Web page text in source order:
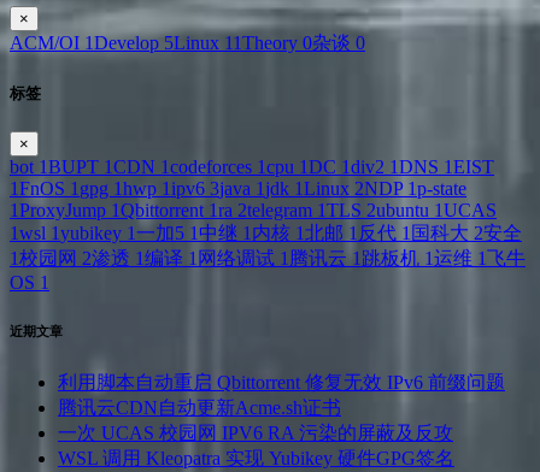
×
ACM/OI 1Develop 5Linux 11Theory 0杂谈 0
标签
×
bot 1BUPT 1CDN 1codeforces 1cpu 1DC 1div2 1DNS 1EIST
1FnOS 1 gpg 1hwp 1ipv6 3java 1jdk 1Linux 2NDP 1p-state
1ProxyJump 1Qbittorrent 1ra 2telegram 1TLS 2ubuntu 1UCAS
1wsl 1yubikey 1一加5 1 中继 1 内核 1北邮 1 反代 1 国科大 2安全
1校园网 2渗透 1编译 1 网络调试 1 腾讯云 1 跳板机 1运维 1飞牛
OS 1
近期文章
利用脚本自动重启 Qbittorrent 修复无效 IPv6 前缀问题
腾讯云CDN自动更新Acme.sh证书
一次 UCAS 校园网 IPV6 RA 污染的屏蔽及反攻
WSL 调用 Kleopatra 实现 Yubikey 硬件GPG签名